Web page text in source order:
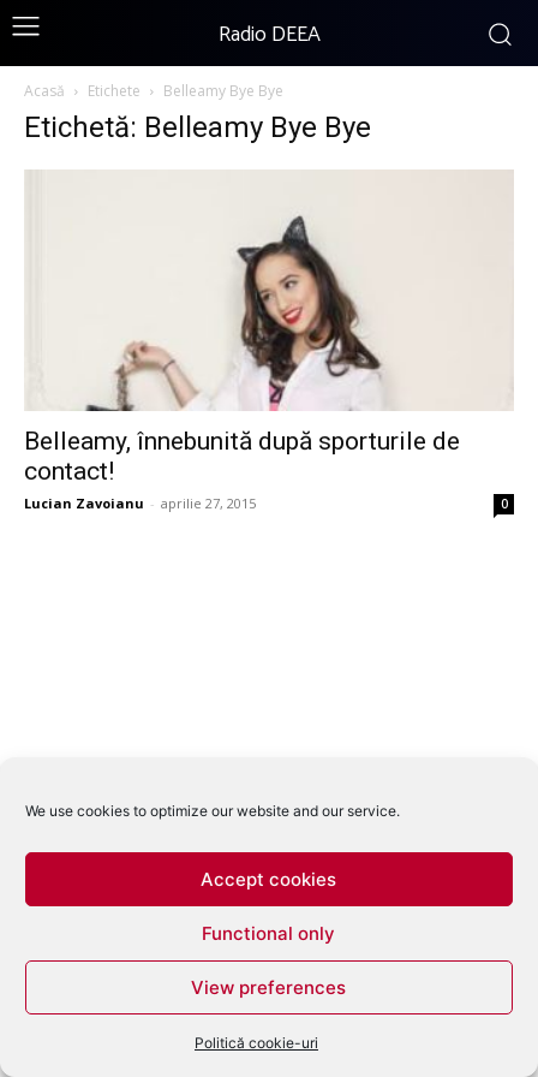
We use cookies to optimize our website and our service.
Accept cookies
Functional only
View preferences
Politică cookie-uri
Radio DEEA
Acasă Etichete Belleamy Bye Bye
Etichetă: Belleamy Bye Bye
Belleamy, înnebunită după sporturile de
contact!
Lucian Zavoianu - aprilie 27, 2015 0